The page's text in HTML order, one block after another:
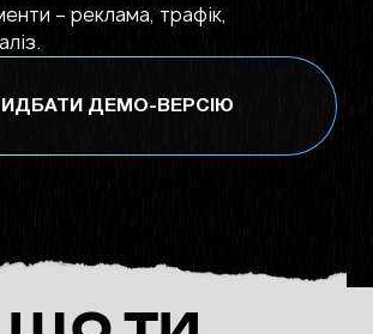
– реклама, трафік,
ДЕМО-ВЕРСІЮ